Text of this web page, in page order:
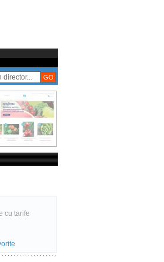
cu tarife